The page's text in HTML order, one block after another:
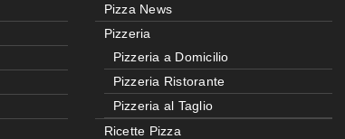
Pizza News
Pizzeria
Pizzeria a Domicilio
Pizzeria Ristorante
Pizzeria al Taglio
Ricette Pizza